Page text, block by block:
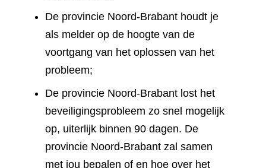
De provincie Noord-Brabant houdt je
als melder op de hoogte van de
voortgang van het oplossen van het
probleem;
De provincie Noord-Brabant lost het
beveiligingsprobleem zo snel mogelijk
op, uiterlijk binnen 90 dagen. De
provincie Noord-Brabant zal samen
met jou bepalen of en hoe over het